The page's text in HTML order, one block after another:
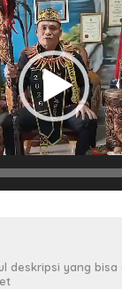
deskripsi yang bisa